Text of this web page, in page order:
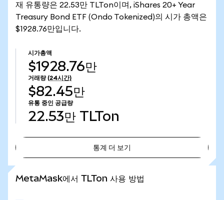
재 유통량은 22.53만 TLTon이며, iShares 20+ Year
Treasury Bond ETF (Ondo Tokenized)의 시가 총액은
$1928.76만입니다.
시가총액
$1928.76만
거래량 (24시간)
$82.45만
유통 중인 공급량
22.53만 TLTon
통계 더 보기
MetaMask에서 TLTon 사용 방법